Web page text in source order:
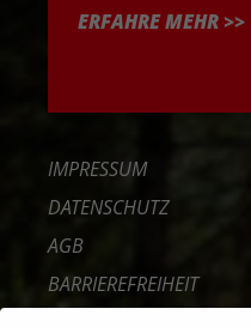
ERFAHRE MEHR >>
IMPRESSUM
DATENSCHUTZ
AGB
BARRIEREFREIHEIT